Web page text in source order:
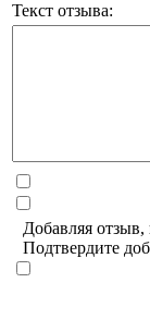
Текст отзыва:
Добавляя отзыв,
Подтвердите